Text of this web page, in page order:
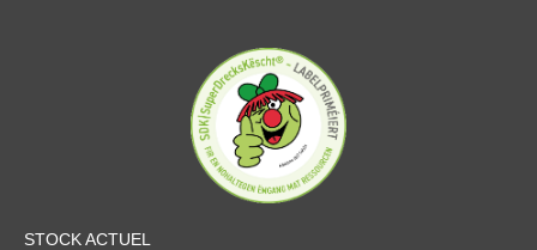
STOCK ACTUEL